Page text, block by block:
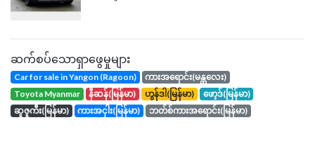
ဆက်စပ်သောရှာဖွေမှုများ
Car for sale in Yangon (Ragoon)
ကားအရောင်း(မန္တလေး)
toyota Myanmar
နီဆန်(မြန်မာ) ဟွန်ဒါ(မြန်မာ)
ဖော့ဒ်(မြန်မာ)
ဆူဇူကီး(မြန်မာ)
ကားအငှါး(မြန်မာ) ဘတ်စ်ကားအရောင်း(မြန်မာ)